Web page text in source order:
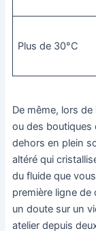
Plus de 30°C
De même, lors
ou des
dehors en plein
altéré qui
du fluide que
première ligne
un doute sur un
atelier depuis